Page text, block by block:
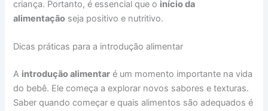
criança. Portanto, é essencial que o início da
alimentação seja positivo e nutritivo.
Dicas práticas para a introdução alimentar
A introdução alimentar é um momento importante na vida
do bebê. Ele começa a explorar novos sabores e texturas.
Saber quando começar e quais alimentos são adequados é